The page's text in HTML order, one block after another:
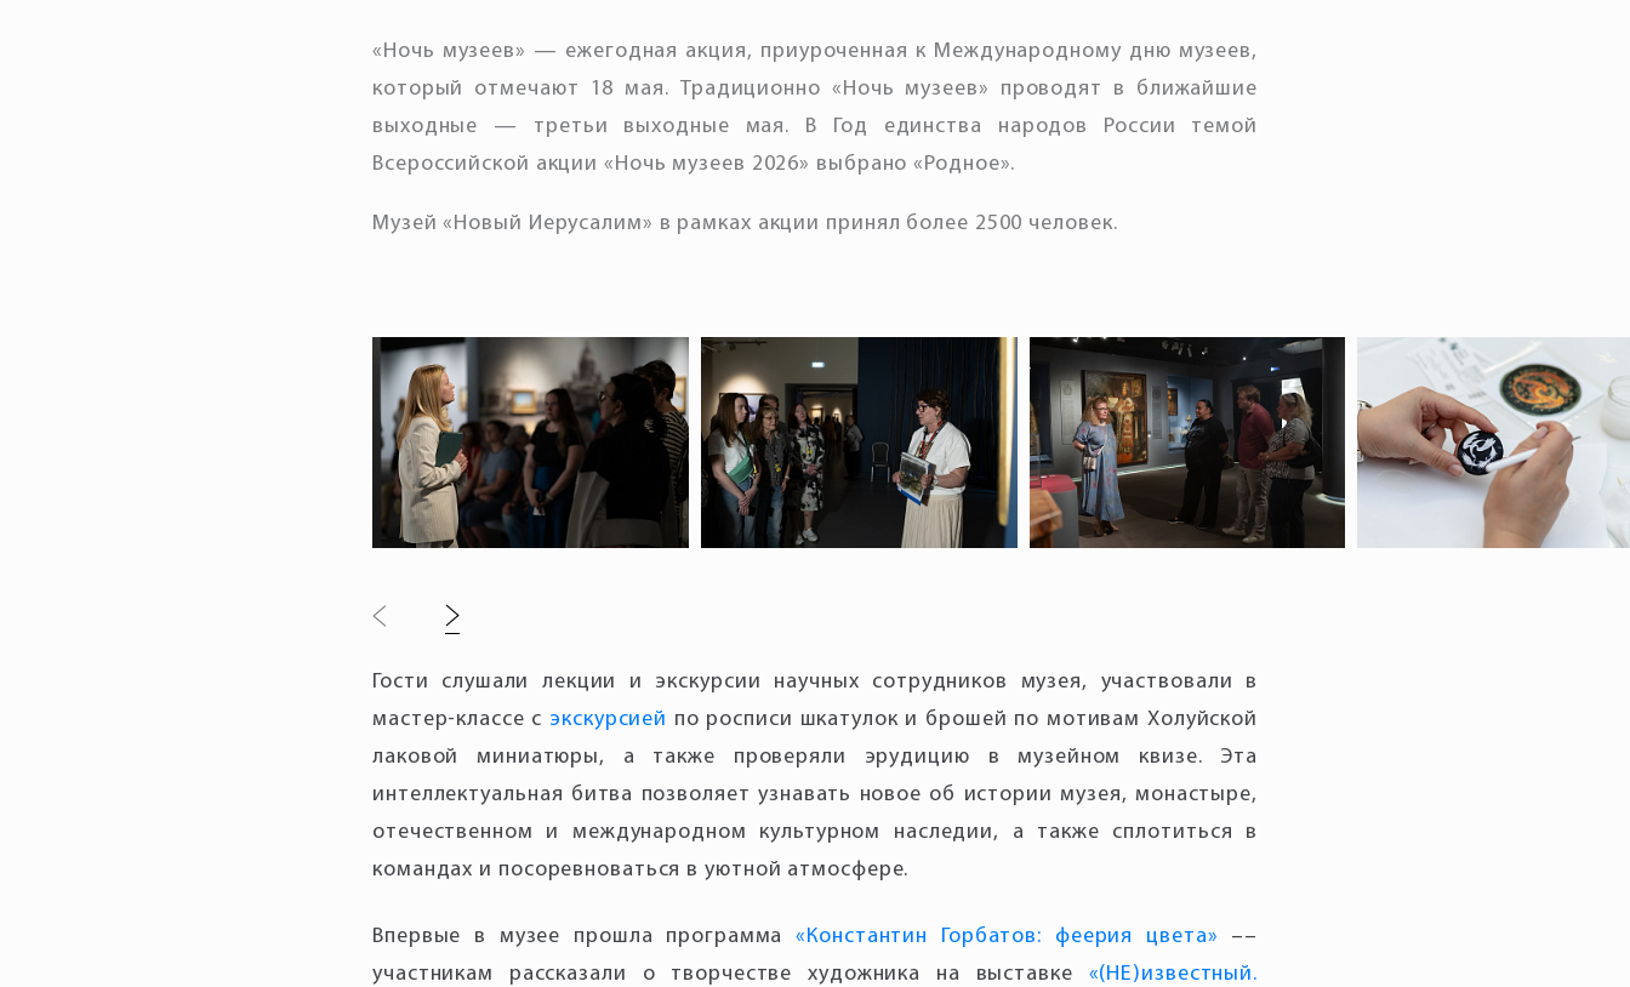
«Ночь музеев» — ежегодная акция, приуроченная к Международному дню музеев,
который отмечают 18 мая. Традиционно «Ночь музеев» проводят в ближайшие
выходные — третьи выходные мая. В Год единства народов России темой
Всероссийской акции «Ночь музеев 2026» выбрано «Родное».
Музей «Новый Иерусалим» в рамках акции принял более 2500 человек.
Гости слушали лекции и экскурсии научных сотрудников музея, участвовали в
мастер-классе с экскурсией по росписи шкатулок и брошей по мотивам Холуйской
лаковой миниатюры, а также проверяли эрудицию в музейном квизе. Эта
интеллектуальная битва позволяет узнавать новое об истории музея, монастыре,
отечественном и международном культурном наследии, а также сплотиться в
командах и посоревноваться в уютной атмосфере.
Впервые в музее прошла программа«Константин Горбатов: феерия цвета» ––
участникам рассказали о творчестве художника на выставке «(НЕ)известный.